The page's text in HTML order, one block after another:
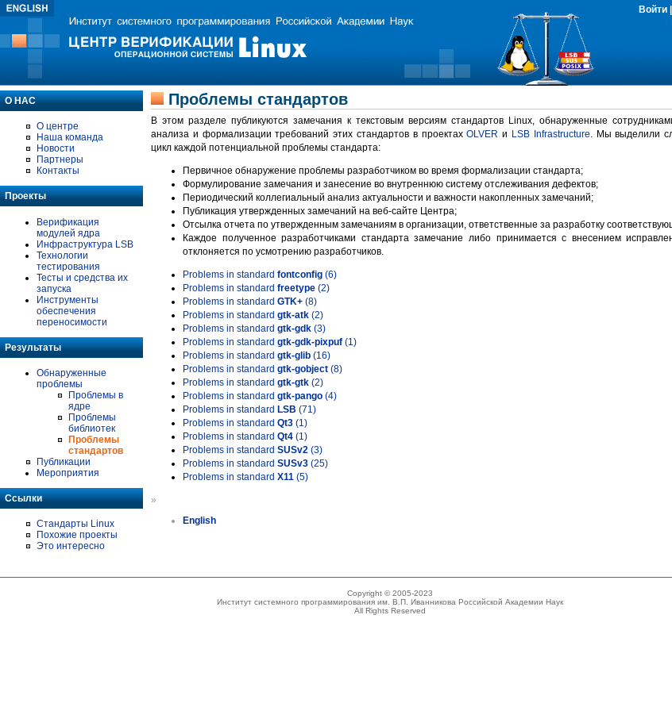
Войти
О НАС
О центре
Наша команда
Новости
Партнеры
Контакты
Проекты
Верификация
модулей ядра
Инфраструктура LSB
Технологии
тестирования
Тесты и средства их
запуска
Инструменты
обеспечения
переносимости
Результаты
Обнаруженные
проблемы
Проблемы в
ядре
Проблемы
библиотек
Проблемы
стандартов
Публикации
Мероприятия
Ссылки
Стандарты Linux
Похожие проекты
Это интересно
Проблемы стандартов
В этом разделе публикуются замечания к текстовым версиям стандартов Linux, обнаруженные
анализа и формализации требований этих стандартов в проектахOLVER и LSB Infrastructure. Мы выделили
цикл каждой потенциальной проблемы стандарта:
Первичное обнаружение проблемы разработчиком во время формализации стандарта;
Формулирование замечания и занесение во внутреннюю систему отслеживания дефектов;
Периодический коллегиальный анализ актуальности и важности накопленных замечаний;
Публикация утвержденных замечаний на веб-сайте Центра;
Отсылка отчета по утвержденным замечаниям в организации, ответственные за разработку
Каждое полученное разработчиками стандарта замечание либо принимается с внесением
отклоняется по усмотрению разработчиков.
Problems in standard fontconfig (6)
Problems in standard freetype (2)
Problems in standard GTK+ (8)
Problems in standard gtk-atk (2)
Problems in standard gtk-gdk (3)
Problems in standard gtk-gdk-pixpuf (1)
Problems in standard gtk-glib (16)
Problems in standard gtk-gobject (8)
Problems in standard gtk-gtk (2)
Problems in standard gtk-pango (4)
Problems in standard LSB (71)
Problems in standard Qt3 (1)
Problems in standard Qt4 (1)
Problems in standard SUSv2 (3)
Problems in standard SUSv3 (25)
Problems in standard X11 (5)
»
English
Copyright © 2005-2023
Институт системного программирования им. В.П. Иванникова Российской Академии Наук
All Rights Reserved